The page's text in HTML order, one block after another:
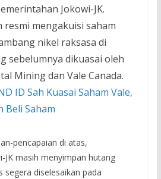
Jokowi-JK.
resmi mengakuisi saham
nikel raksasa di
sebelumnya dikuasai oleh
Mining dan Vale Canada.
ID Sah Kuasai Saham Vale,
Beli Saham
pencapaian di atas,
JK masih menyimpan hutang
segera diselesaikan pada